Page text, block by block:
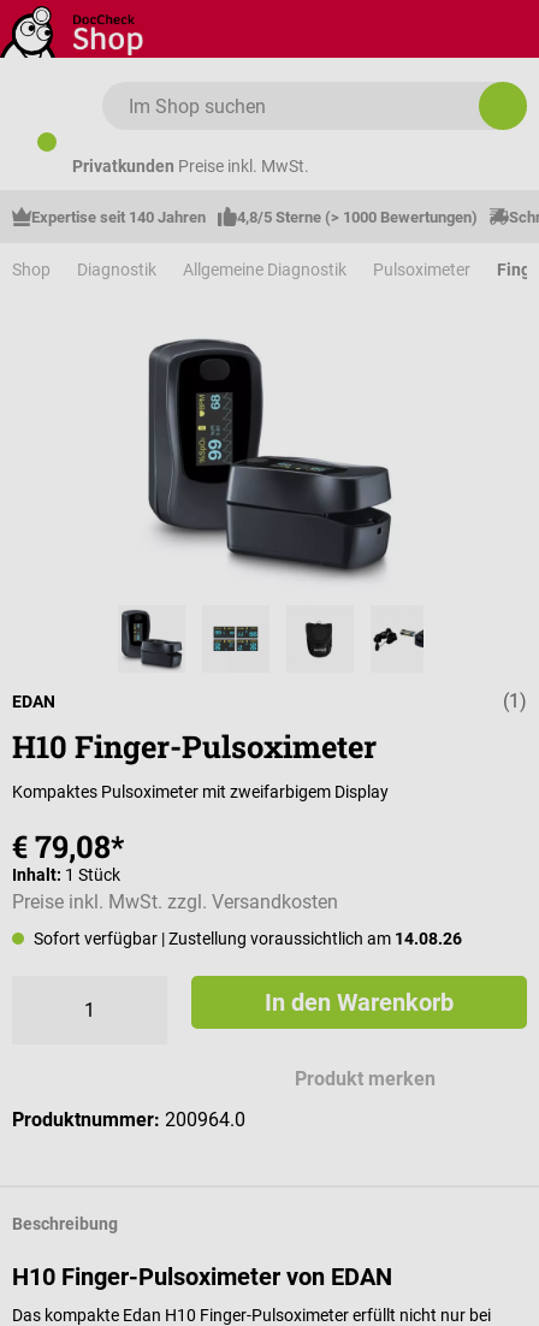
Zum Hauptinhalt springen
Privatkunden Preise inkl. MwSt.
Expertise seit 140 Jahren 4,8/5 Sterne (> 1000 Bewertungen)
Shop Diagnostik Allgemeine Diagnostik Pulsoximeter
(1)
EDAN
H10 Finger-Pulsoximeter
Kompaktes Pulsoximeter mit zweifarbigem Display
€ 79,08*
Inhalt: 1 Stück
Preise inkl. MwSt. zzgl. Versandkosten
Sofort verfügbar | Zustellung voraussichtlich am 14.08.26
In den Warenkorb
Produkt merken
Produktnummer: 200964.0
Beschreibung
H10 Finger-Pulsoximeter von EDAN
Das kompakte Edan H10 Finger-Pulsoximeter erfüllt nicht nur bei